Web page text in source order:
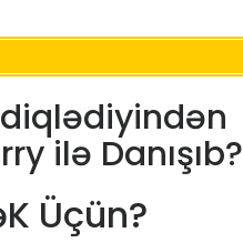
ilə Danışıb?
Üçün?